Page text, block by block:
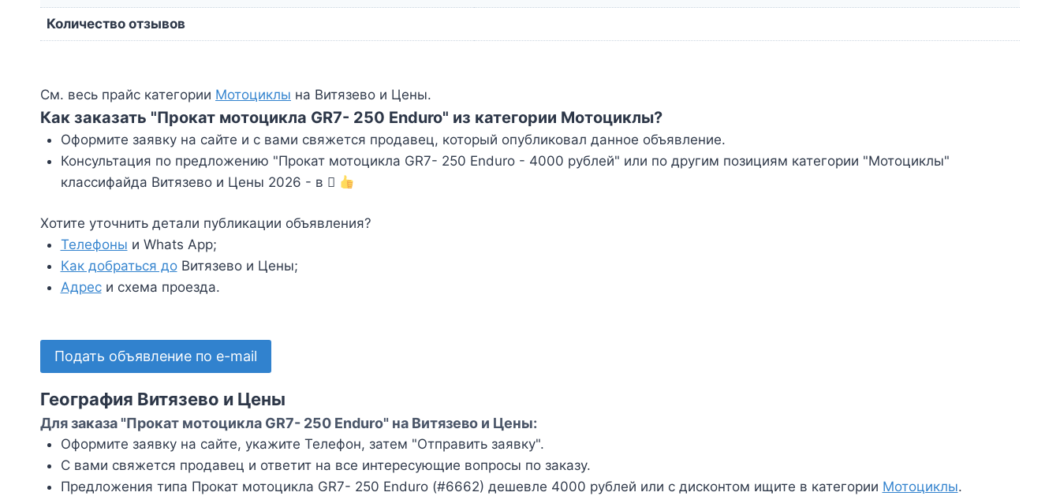
Количество отзывов
См. весь прайс категории Мотоциклы на Витязево и Цены.
Как заказать "Прокат мотоцикла GR7- 250 Enduro" из категории Мотоциклы?
Оформите заявку на сайте и с вами свяжется продавец, который опубликовал данное объявление.
Консультация по предложению "Прокат мотоцикла GR7- 250 Enduro - 4000 рублей" или по другим позициям категории "Мотоциклы"
классифайда Витязево и Цены 2026 - в
Хотите уточнить детали публикации объявления?
Телефоны и Whats App;
Как добраться доВитязево и Цены;
Адреси схема проезда.
Подать объявление по e-mail
География Витязево и Цены
Для заказа "Прокат мотоцикла GR7- 250 Enduro" на Витязево и Цены:
Оформите заявку на сайте, укажите Телефон, затем "Отправить заявку".
С вами свяжется продавец и ответит на все интересующие вопросы по заказу.
Предложения типа Прокат мотоцикла GR7- 250 Enduro (#6662) дешевле 4000 рублей или с дисконтом ищите в категории Мотоциклы.